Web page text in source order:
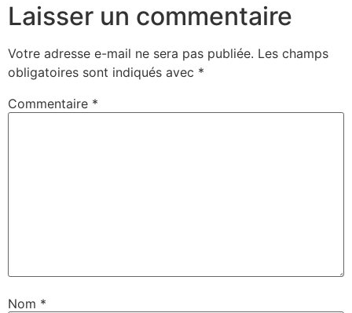
Laisser un commentaire
Votre adresse e-mail ne sera pas publiée. Les champs
obligatoires sont indiqués avec *
Commentaire *
Nom *